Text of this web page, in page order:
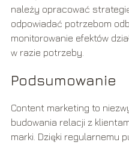
należy opracować
odpowiadać potrzebom
monitorowanie efektów
w razie potrzeby.
Podsumowanie
Content marketing to
budowania relacji z
marki. Dzięki regularnemu